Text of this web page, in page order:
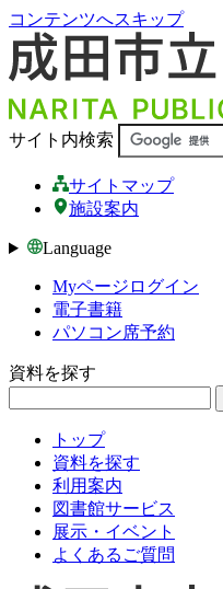
コンテンツへスキップ
サイト内検索
サイトマップ
施設案内
Language
Myページログイン
電子書籍
パソコン席予約
資料を探す
トップ
資料を探す
利用案内
図書館サービス
展示・イベント
よくあるご質問